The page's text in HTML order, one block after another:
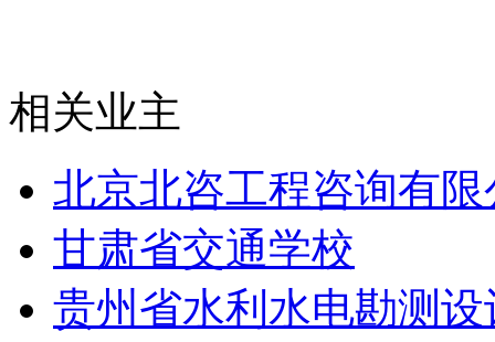
相关业主
北京北咨工程咨询有限
甘肃省交通学校
贵州省水利水电勘测